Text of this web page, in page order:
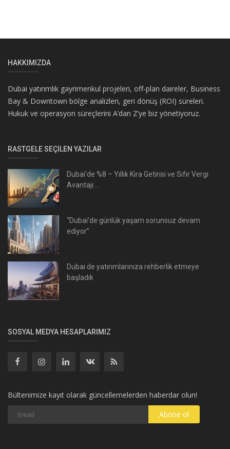
HAKKIMIZDA
Dubai yatırımlık gayrimenkul projeleri, off-plan daireler, Business
Bay & Downtown bölge analizleri, geri dönüş (ROI) süreleri.
Hukuk ve operasyon süreçlerini A’dan Z’ye biz yönetiyoruz.
RASTGELE SEÇILEN YAZILAR
Dubai'de %8 – Yıllık Kira Getirisi ve Sıfır Vergi
Avantajı:...
“Dubai’de günlük yaşam sorunsuz devam
ediyor”
Dubai de yatırımlarınıza rehberlik etmeye
başladık
SOSYAL MEDYA HESAPLARIMIZ
Bültenimize kayıt olarak güncellemelerden haberdar olun!
Abone ol